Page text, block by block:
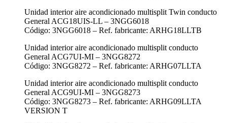
Unidad interior aire acondicionado multisplit Twin conducto
General ACG18UIS-LL – 3NGG6018
Código: 3NGG6018 – Ref. fabricante: ARHG18LLTB
Unidad interior aire acondicionado multisplit conducto
General ACG7UI-MI – 3NGG8272
Código: 3NGG8272 – Ref. fabricante: ARHG07LLTA
Unidad interior aire acondicionado multisplit conducto
General ACG9UI-MI – 3NGG8273
Código: 3NGG8273 – Ref. fabricante: ARHG09LLTA
VERSION T